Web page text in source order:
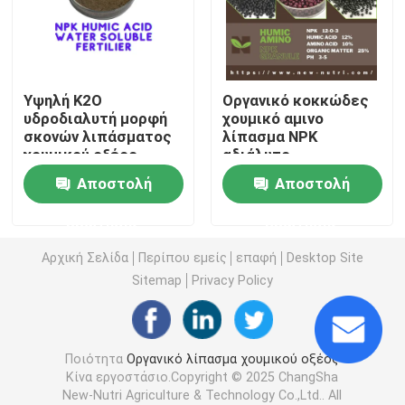
Λίπασμα Humate καλίου
Λίπασμα σκονών αποσπασμάτων φυκιών
Όξινη σκόνη Fulvic
Σύνθετη σκόνη αμινοξέος
Λίπασμα χουμικού οξέος
Οξύ Fulvic καλίου
Υψηλή K2O
υδροδιαλυτή μορφή
σκονών λιπάσματος
χουμικού οξέος
οργανική
Αποστολή
Οργανικό κοκκώδες
χουμικό αμινο
λίπασμα NPK
αδιάλυτο
Αποστολή
Αρχική Σελίδα Περίπου εμείς επαφή
Desktop Site
Sitemap
Privacy Policy
ΠοιότηταΟργανικό λίπασμα χουμικού οξέος
Κίνα εργοστάσιο.Copyright © 2025 ChangSha
New-Nutri Agriculture & Technology Co.,Ltd.. All